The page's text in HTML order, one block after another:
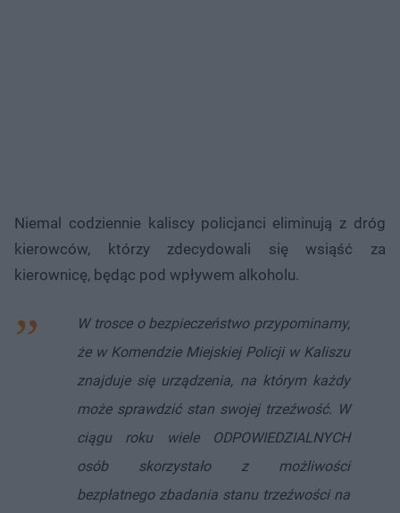
Niemal codziennie kaliscy policjanci eliminują z dróg
kierowców, którzy zdecydowali się wsiąść za
kierownicę, będąc pod wpływem alkoholu.
W trosce o bezpieczeństwo przypominamy,
że w Komendzie Miejskiej Policji w Kaliszu
znajduje się urządzenia, na którym każdy
może sprawdzić stan swojej trzeźwość. W
ciągu roku wiele ODPOWIEDZIALNYCH
osób skorzystało z możliwości
bezpłatnego zbadania stanu trzeźwości na